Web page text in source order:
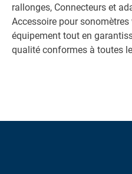
rallonges, Connecteurs et
Accessoire pour
équipement tout en
qualité conformes à toutes